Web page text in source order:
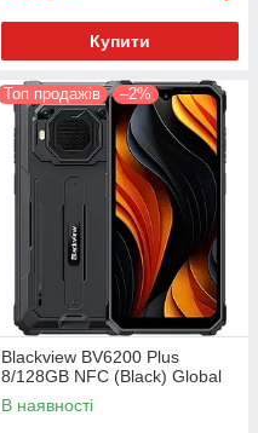
Купити
Топ продажів –2%
Blackview BV6200 Plus
8/128GB NFC (Black) Global
В наявності